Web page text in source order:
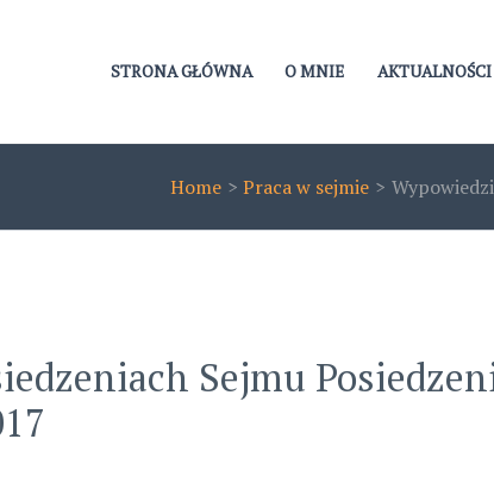
STRONA GŁÓWNA O MNIE AKTUALNOŚCI
Home Praca w sejmie
Sejmu